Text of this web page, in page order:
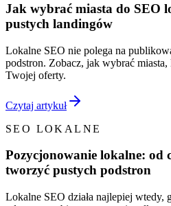
Jak wybrać miasta do SEO
pustych landingów
Lokalne SEO nie polega na
podstron. Zobacz, jak wybrać miasta,
Twojej oferty.
Czytaj artykuł
SEO LOKALNE
Pozycjonowanie lokalne: od
tworzyć pustych podstron
Lokalne SEO działa najlepiej wtedy,